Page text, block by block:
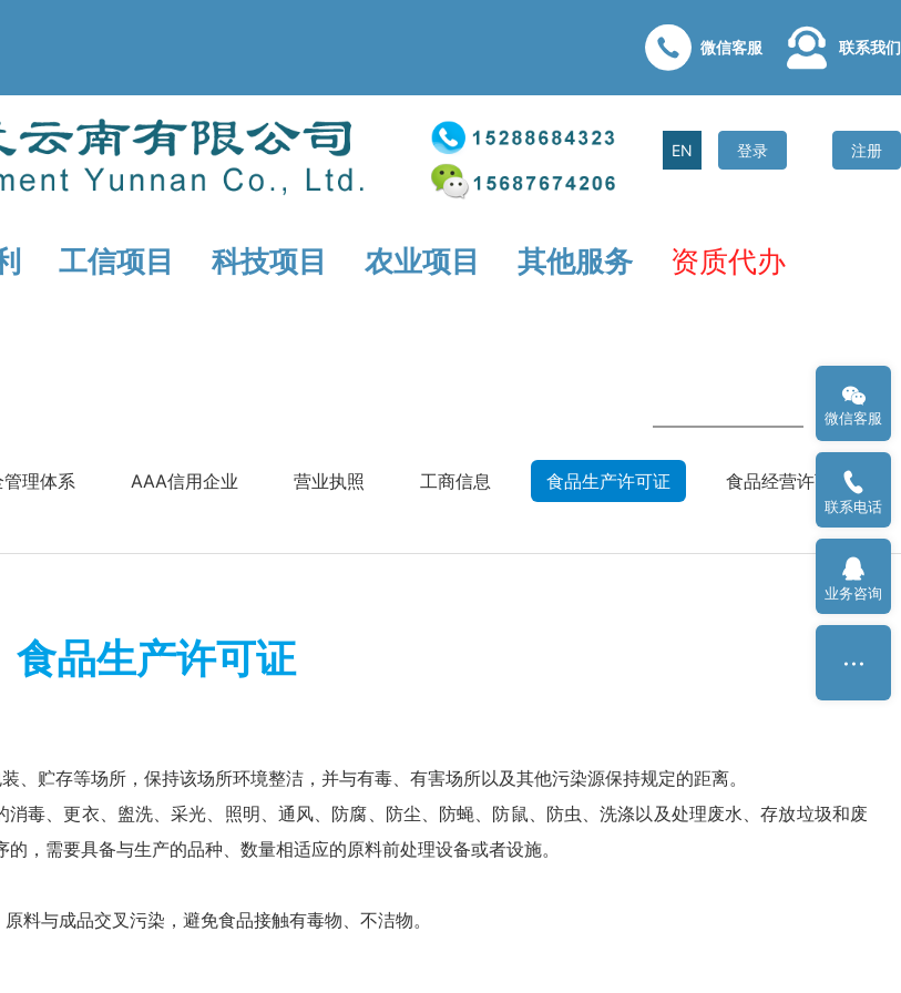
微信客服 联系我们
登录 注册
EN
工信项目 科技项目 农业项目 其他服务 资质代办
理体系 AAA信用企业 营业执照 工商信息 食品生产许可证 食品经营许可证
食品生产许可证
贮存等场所，保持该场所环境整洁，并与有毒、有害场所以及其他污染源保持规定的距离。
毒、更衣、盥洗、采光、照明、通风、防腐、防尘、防蝇、防鼠、防虫、洗涤以及处理废水、存放垃圾和废
，需要具备与生产的品种、数量相适应的原料前处理设备或者设施。
料与成品交叉污染，避免食品接触有毒物、不洁物。
微信客服
联系电话
业务咨询